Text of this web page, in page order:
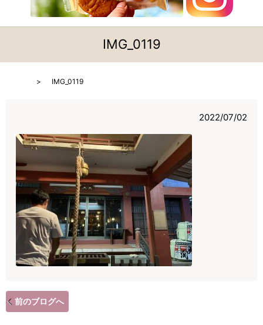
IMG_0119
IMG_0119
2022/07/02
前のブログへ